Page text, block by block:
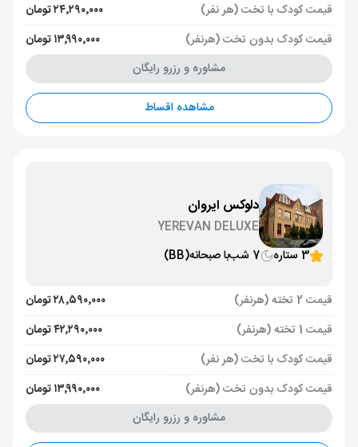
قیمت کودک با تخت (هر نفر)
۲۴٬۲۹۰٬۰۰۰ تومان
قیمت کودک بدون تخت (هرنفر)
۱۳٬۹۹۰٬۰۰۰ تومان
مشاوره و رزرو رایگان
مشاهده اقساط
دلوکس ایروان
YEREVAN DELUXE
3 ستاره
7 شب با صبحانه(BB)
قیمت 2 تخته (هرنفر)
۲۸٬۵۹۰٬۰۰۰ تومان
قیمت 1 تخته (هرنفر)
۴۲٬۲۹۰٬۰۰۰ تومان
قیمت کودک با تخت (هر نفر)
۲۷٬۵۹۰٬۰۰۰ تومان
قیمت کودک بدون تخت (هرنفر)
۱۳٬۹۹۰٬۰۰۰ تومان
مشاوره و رزرو رایگان